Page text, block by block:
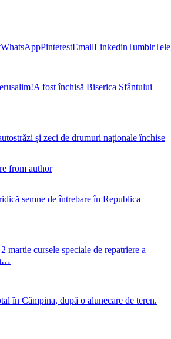
WhatsAppPinterestEmailLinkedinTumblr
fost închisă Biserica Sfântului
și zeci de drumuri naționale închise
from author
semne de întrebare în Republica
martie cursele speciale de repatriere a
în Câmpina, după o alunecare de teren.